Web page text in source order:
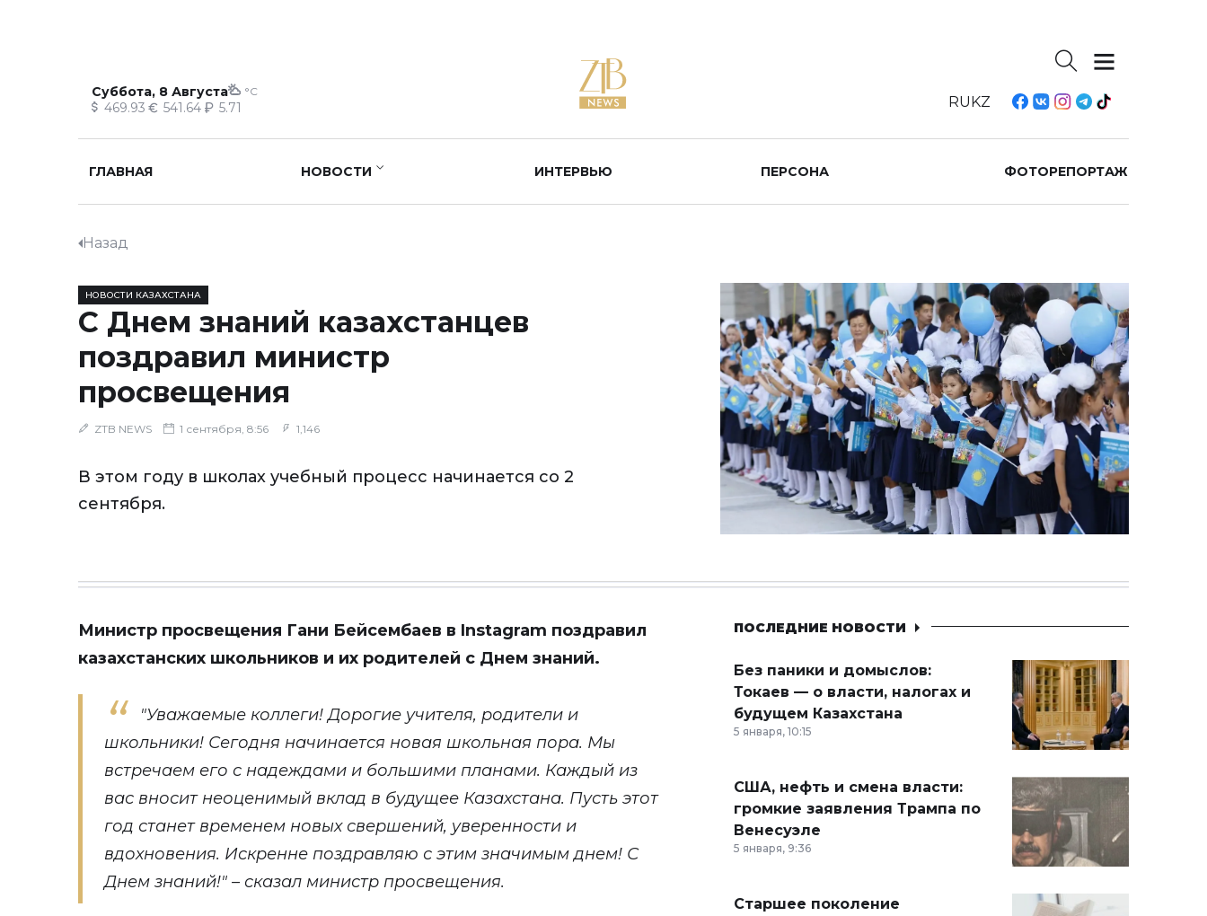
Суббота, 8 Августа °C
469.93 541.64 5.71 RUKZ
ГЛАВНАЯ НОВОСТИ ИНТЕРВЬЮ ПЕРСОНА ФОТОРЕПОРТАЖ
Назад
НОВОСТИ КАЗАХСТАНА
С Днем знаний казахстанцев
поздравил министр
просвещения
ZTB NEWS 1 сентября, 8:56 1,146
В этом году в школах учебный процесс начинается со 2
сентября.
Министр просвещения Гани Бейсембаев в Instagram поздравил
казахстанских школьников и их родителей с Днем знаний.
"Уважаемые коллеги! Дорогие учителя, родители и
школьники! Сегодня начинается новая школьная пора. Мы
встречаем его с надеждами и большими планами. Каждый из
вас вносит неоценимый вклад в будущее Казахстана. Пусть этот
год станет временем новых свершений, уверенности и
вдохновения. Искренне поздравляю с этим значимым днем! С
Днем знаний!" – сказал министр просвещения.
ПОСЛЕДНИЕ НОВОСТИ
Без паники и домыслов:
Токаев — о власти, налогах и
будущем Казахстана
5 января, 10:15
США, нефть и смена власти:
громкие заявления Трампа по
Венесуэле
5 января, 9:36
Старшее поколение